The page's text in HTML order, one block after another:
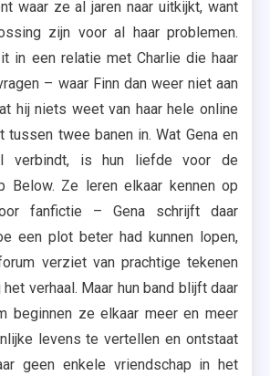
waar ze al jaren naar uitkijkt, want
zijn voor al haar problemen.
in een relatie met Charlie die haar
– waar Finn dan weer niet aan
hij niets weet van haar hele online
twee banen in. Wat Gena en
verbindt, is hun liefde voor de
Below. Ze leren elkaar kennen op
fanfictie – Gena schrijft daar
een plot beter had kunnen lopen,
verziet van prachtige tekenen
verhaal. Maar hun band blijft daar
beginnen ze elkaar meer en meer
levens te vertellen en ontstaat
geen enkele vriendschap in het